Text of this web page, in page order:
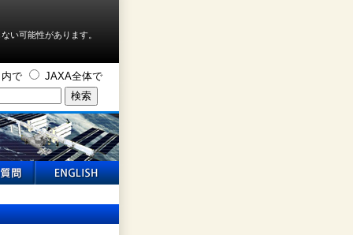
い可能性があります。
内で JAXA全体で